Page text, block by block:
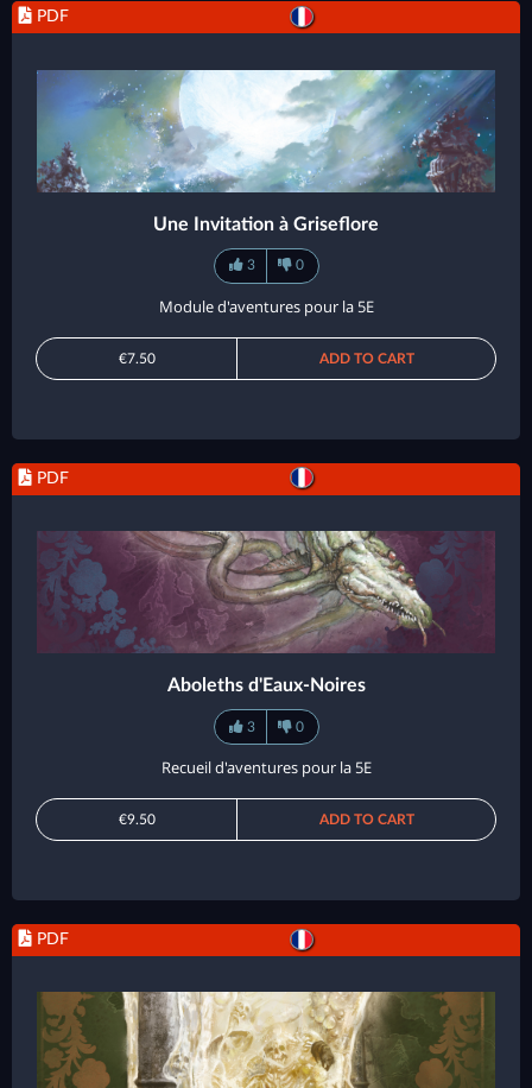
PDF
Une Invitation à Griseflore
3 0
Module d'aventures pour la 5E
€7.50 ADD TO CART
PDF
Aboleths d'Eaux-Noires
3 0
Recueil d'aventures pour la 5E
€9.50 ADD TO CART
PDF